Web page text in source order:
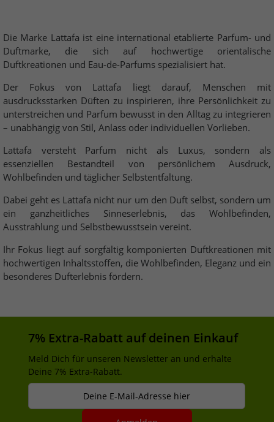
Die Marke Lattafa ist eine international etablierte Parfum- und
Duftmarke, die sich auf hochwertige orientalische
Duftkreationen und Eau-de-Parfums spezialisiert hat.
Der Fokus von Lattafa liegt darauf, Menschen mit
ausdrucksstarken Düften zu inspirieren, ihre Persönlichkeit zu
unterstreichen und Parfum bewusst in den Alltag zu integrieren
– unabhängig von Stil, Anlass oder individuellen Vorlieben.
Lattafa versteht Parfum nicht als Luxus, sondern als
essenziellen Bestandteil von persönlichem Ausdruck,
Wohlbefinden und täglicher Selbstentfaltung.
Dabei geht es Lattafa nicht nur um den Duft selbst, sondern um
ein ganzheitliches Sinneserlebnis, das Wohlbefinden,
Ausstrahlung und Selbstbewusstsein vereint.
Ihr Fokus liegt auf sorgfältig komponierten Duftkreationen mit
hochwertigen Inhaltsstoffen, die Wohlbefinden, Eleganz und ein
besonderes Dufterlebnis fördern.
7% Extra-Rabatt auf deinen Einkauf
Meld Dich für unseren Newsletter an und erhalte
Deine 7% Extra-Rabatt.
Deine E-Mail-Adresse hier